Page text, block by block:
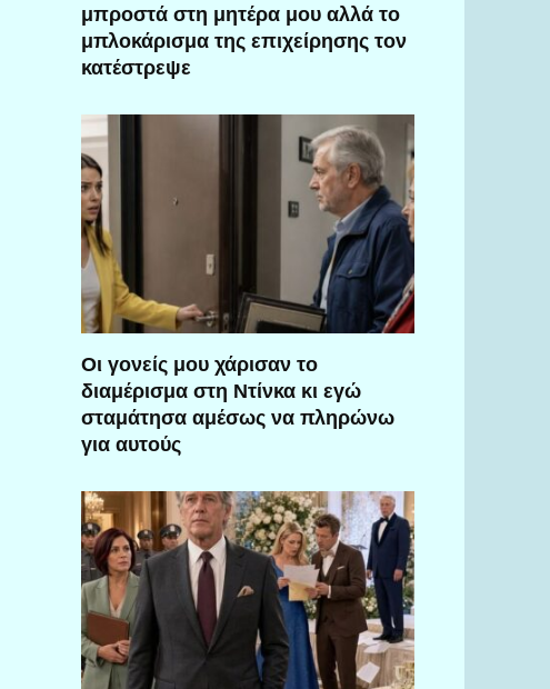
μπροστά στη μητέρα μου αλλά το
μπλοκάρισμα της επιχείρησης τον
κατέστρεψε
Οι γονείς μου χάρισαν το
διαμέρισμα στη Ντίνκα κι εγώ
σταμάτησα αμέσως να πληρώνω
για αυτούς